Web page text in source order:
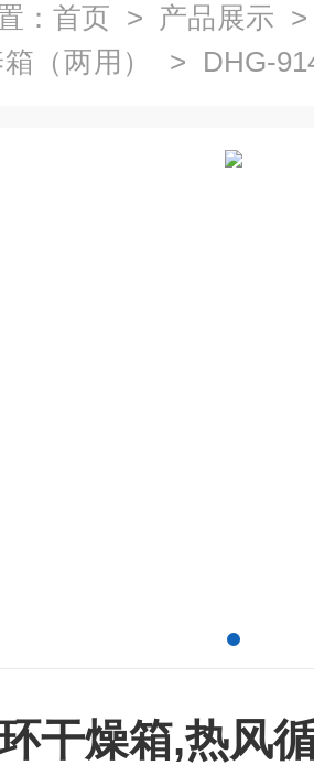
： 首页 > 产品展示
（两用）
> DHG-
干燥箱,热风